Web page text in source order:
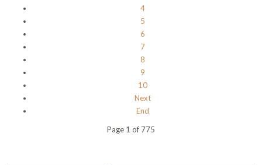
4
5
6
7
8
9
10
Next
End
Page 1 of 775